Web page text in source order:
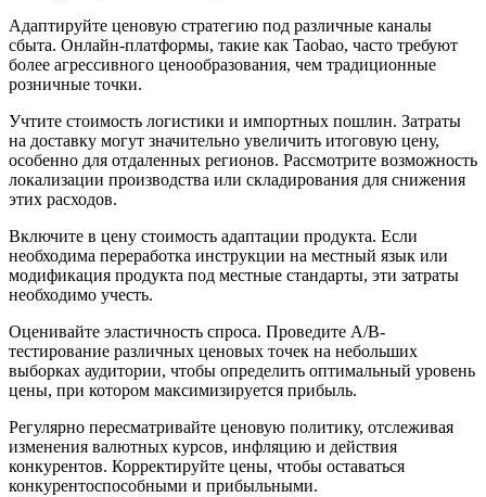
Адаптируйте ценовую стратегию под различные каналы
сбыта. Онлайн-платформы, такие как Taobao, часто требуют
более агрессивного ценообразования, чем традиционные
розничные точки.
Учтите стоимость логистики и импортных пошлин. Затраты
на доставку могут значительно увеличить итоговую цену,
особенно для отдаленных регионов. Рассмотрите возможность
локализации производства или складирования для снижения
этих расходов.
Включите в цену стоимость адаптации продукта. Если
необходима переработка инструкции на местный язык или
модификация продукта под местные стандарты, эти затраты
необходимо учесть.
Оценивайте эластичность спроса. Проведите A/B-
тестирование различных ценовых точек на небольших
выборках аудитории, чтобы определить оптимальный уровень
цены, при котором максимизируется прибыль.
Регулярно пересматривайте ценовую политику, отслеживая
изменения валютных курсов, инфляцию и действия
конкурентов. Корректируйте цены, чтобы оставаться
конкурентоспособными и прибыльными.